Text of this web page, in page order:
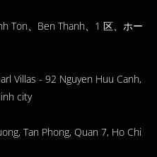
Ton、Ben Thanh、1 区、ホー
Villas - 92 Nguyen Huu Canh,
city
Tan Phong, Quan 7, Ho Chi